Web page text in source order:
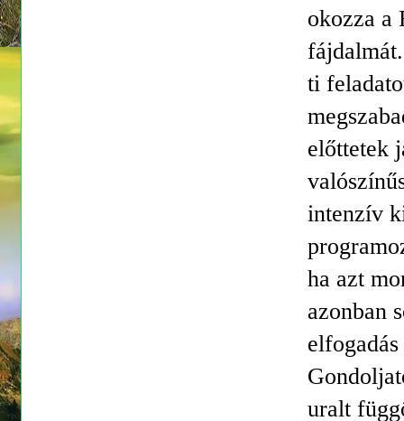
okozza a
ti
előttetek
intenzív
ha azt
azonban
uralt